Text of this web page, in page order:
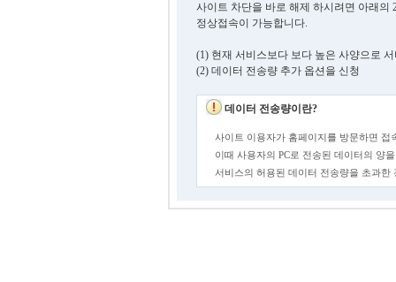
사이트 차단을 바로 해제 하시려면 아래의
정상접속이 가능합니다.
(1) 현재 서비스보다 보다 높은 사양으로
(2) 데이터 전송량 추가 옵션을 신청
데이터 전송량이란?
사이트 이용자가 홈페이지를 방문하면 접
이때 사용자의 PC로 전송된 데이터의 양
서비스의 허용된 데이터 전송량을 초과